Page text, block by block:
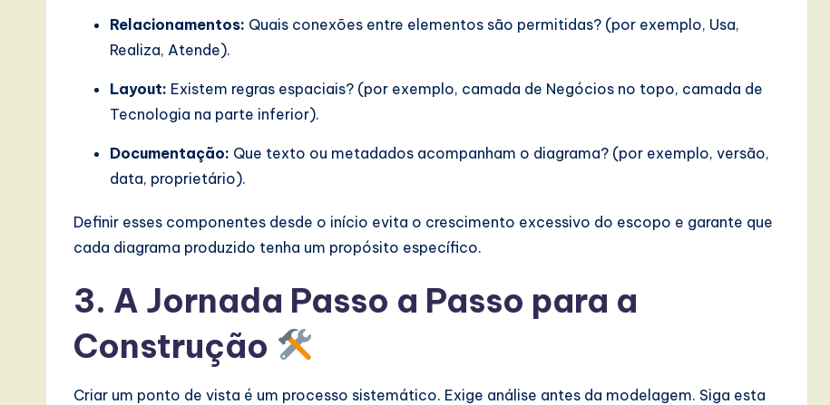
Relacionamentos: Quais conexões entre elementos são permitidas? (por exemplo, Usa,
Realiza, Atende).
Layout: Existem regras espaciais? (por exemplo, camada de Negócios no topo, camada de
Tecnologia na parte inferior).
Documentação: Que texto ou metadados acompanham o diagrama? (por exemplo, versão,
data, proprietário).
Definir esses componentes desde o início evita o crescimento excessivo do escopo e garante que
cada diagrama produzido tenha um propósito específico.
3. A Jornada Passo a Passo para a
Construção
Criar um ponto de vista é um processo sistemático. Exige análise antes da modelagem. Siga esta